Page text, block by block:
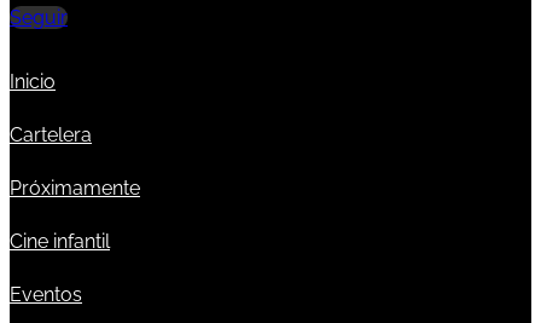
Seguir
Inicio
Cartelera
Próximamente
Cine infantil
Eventos